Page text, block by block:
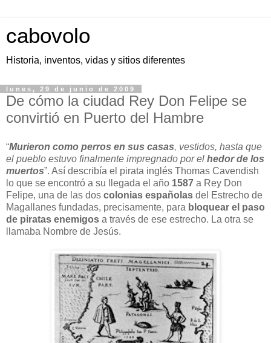
cabovolo
Historia, inventos, vidas y sitios diferentes
lunes, 29 de junio de 2009
De cómo la ciudad Rey Don Felipe se
convirtió en Puerto del Hambre
“Murieron como perros en sus casas, vestidos, hasta que
el pueblo estuvo finalmente impregnado por el hedor de los
muertos”. Así describía el pirata inglés Thomas Cavendish
lo que se encontró a su llegada el año 1587 a Rey Don
Felipe, una de las dos colonias españolas del Estrecho de
Magallanes fundadas, precisamente, para bloquear el paso
de piratas enemigos a través de ese estrecho. La otra se
llamaba Nombre de Jesús.